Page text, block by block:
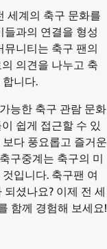
세계의 축구 문화를
들과의 연결을 형성
니티는 축구 팬의
의견을 나누고 축
니다.
능한 축구 관람 문화
쉽게 접근할 수 있
다 풍요롭고 즐거운
구중계는 축구의 미
입니다. 축구팬 여
셨나요? 이제 전 세
함께 경험해 보세요!